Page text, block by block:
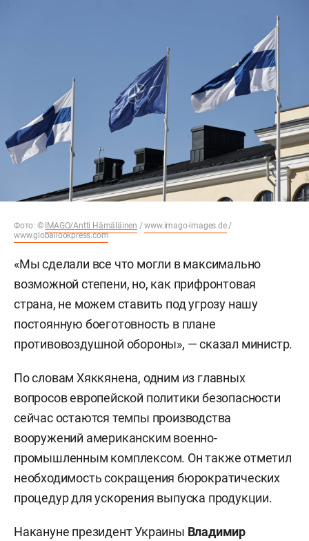
Фото: © IMAGO/Antti Hämäläinen /www.imago-images.de/
www.globallookpress.com
«Мы сделали все что могли в максимально
возможной степени, но, как прифронтовая
страна, не можем ставить под угрозу нашу
постоянную боеготовность в плане
противовоздушной обороны», — сказал министр.
По словам Хяккянена, одним из главных
вопросов европейской политики безопасности
сейчас остаются темпы производства
вооружений американским военно-
промышленным комплексом. Он также отметил
необходимость сокращения бюрократических
процедур для ускорения выпуска продукции.
Накануне президент Украины Владимир